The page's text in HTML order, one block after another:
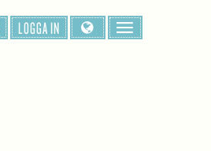
LOGGA IN